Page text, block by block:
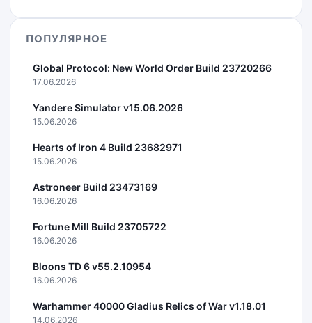
ПОПУЛЯРНОЕ
Global Protocol: New World Order Build 23720266
17.06.2026
Yandere Simulator v15.06.2026
15.06.2026
Hearts of Iron 4 Build 23682971
15.06.2026
Astroneer Build 23473169
16.06.2026
Fortune Mill Build 23705722
16.06.2026
Bloons TD 6 v55.2.10954
16.06.2026
Warhammer 40000 Gladius Relics of War v1.18.01
14.06.2026